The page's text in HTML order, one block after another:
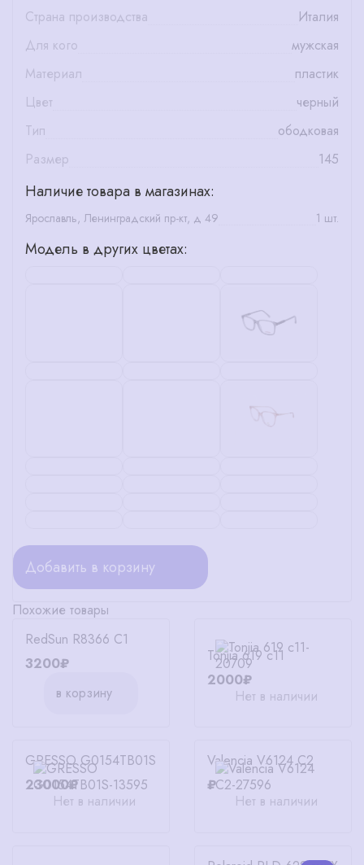
Страна производства
Италия
Для кого
мужская
Материал
пластик
Цвет
черный
Тип
ободковая
Размер
145
Наличие товара в магазинах:
Ярославль, Ленинградский пр-кт, д 49 1 шт.
Модель в других цветах:
Добавить в корзину
Похожие товары
RedSun R8366 C1
3200₽
в корзину
Tonjia 619 c11
2000₽
Нет в наличии
GRESSO G0154TB01S
23000₽
Нет в наличии
Valencia V6124 C2
₽
Нет в наличии